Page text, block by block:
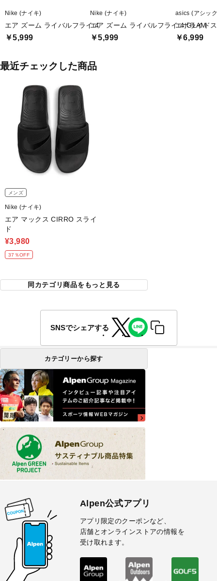
Nike (ナイキ)
エア ズーム ライバルフライ 4
￥5,999
Nike (ナイキ)
エア ズーム ライバルフライ 4 GLAM
￥5,999
asics (アシッ
エボライド
￥6,999
最近チェックした商品
メンズ
Nike (ナイキ)
エア マックス CIRRO スライ
ド
¥3,980
37％OFF
同カテゴリ商品をもっと見る
SNSでシェアする
カテゴリーから探す
Alpen公式アプリ
アプリ限定のクーポンなど、
店舗とオンラインストアの情報を
受け取れます。